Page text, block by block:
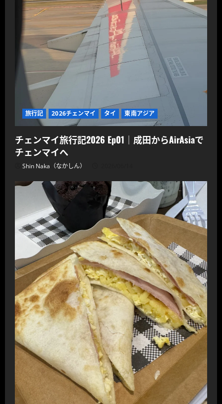
旅行記 2026チェンマイ タイ 東南アジア
チェンマイ旅行記2026 Ep01｜成田からAirAsiaで
チェンマイへ
Shin Naka（なかしん）